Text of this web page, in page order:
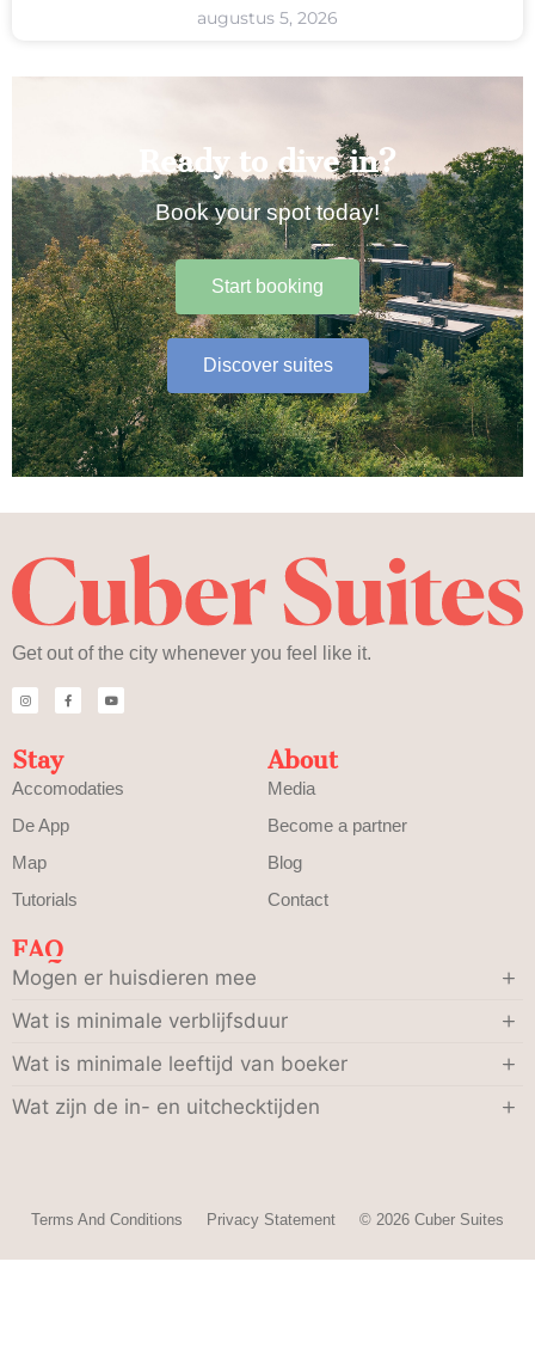
augustus 5, 2026
Ready to dive in?
Book your spot today!
Start booking
Discover suites
Get out of the city whenever you feel like it.
Stay
Accomodaties
De App
Map
Tutorials
About
Media
Become a partner
Blog
Contact
FAQ
Mogen er huisdieren mee
Wat is minimale verblijfsduur
Wat is minimale leeftijd van boeker
Wat zijn de in- en uitchecktijden
Terms And Conditions Privacy Statement © 2026 Cuber Suites